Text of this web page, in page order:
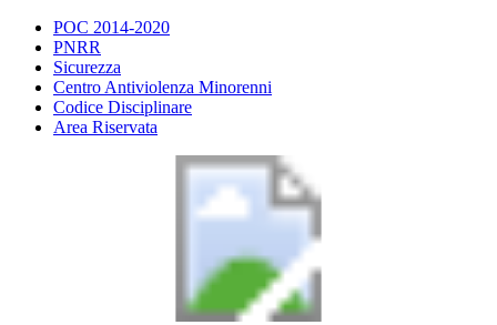
POC 2014-2020
PNRR
Sicurezza
Centro Antiviolenza Minorenni
Codice Disciplinare
Area Riservata